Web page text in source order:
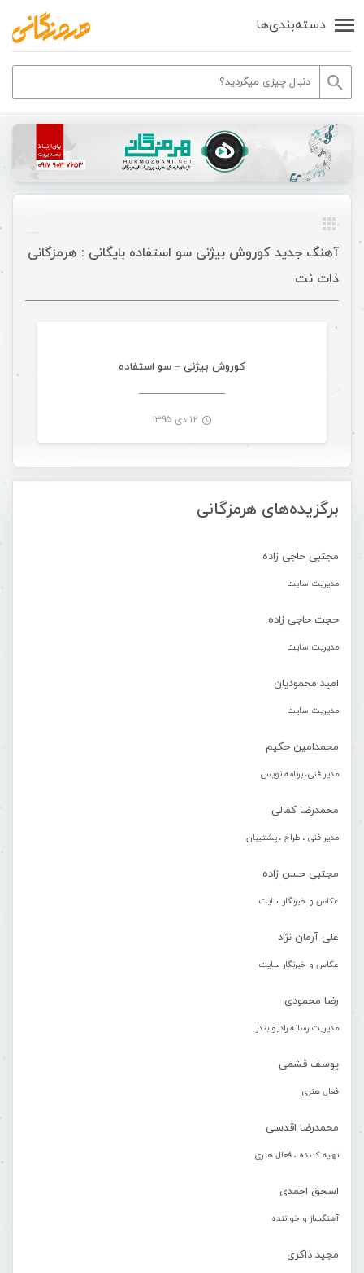
دسته‌بندی‌ها
برگزیده‌های هرمزگانی
مجتبی حاجی زاده
مدیریت سایت
حجت حاجی زاده
مدیریت سایت
امید محمودیان
مدیریت سایت
محمدامین حکیم
مدیر فنی، برنامه نویس
محمدرضا کمالی
مدیر فنی ، طراح ، پشتیبان
مجتبی حسن زاده
عکاس و خبرنگار سایت
علی آرمان نژاد
عکاس و خبرنگار سایت
رضا محمودی
مدیریت رسانه رادیو بندر
یوسف قشمی
فعال هنری
محمدرضا اقدسی
تهیه کننده ، فعال هنری
اسحق احمدی
آهنگساز و خواننده
مجید ذاکری
آهنگ جدید کوروش بیژنی سو استفاده بایگانی : هرمزگانی
دات نت
کوروش بیژنی – سو استفاده
۱۲ دی ۱۳۹۵